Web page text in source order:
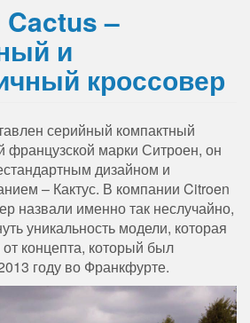
–
и
кроссовер
серийный компактный
французской марки Ситроен, он
дизайном и
– Кактус. В компании Citroen
назвали именно так неслучайно,
уникальность модели, которая
от концепта, который был
году во Франкфурте.